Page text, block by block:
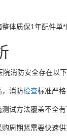
整体质保1年配件单
消防安全存在以下
，消防检查标准严格
试方法覆盖不全
周期紧需要快速